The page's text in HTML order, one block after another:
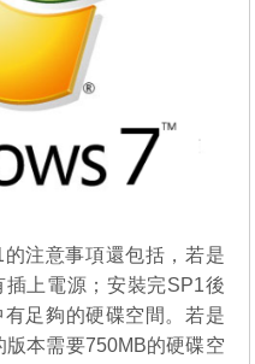
注意事項還包括，若是
上電源；安裝完SP1後
足夠的硬碟空間。若是
本需要750MB的硬碟空